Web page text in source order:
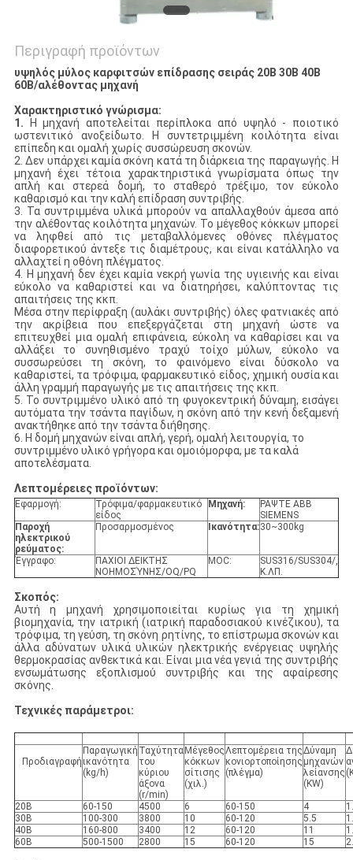
Περιγραφή προϊόντων
υψηλός μύλος καρφιτσών επίδρασης σειράς 20B 30B 40B
60B/αλέθοντας μηχανή
Χαρακτηριστικό γνώρισμα:
1.
Η μηχανή αποτελείται περίπλοκα από υψηλό - ποιοτικό
ωστενιτικό ανοξείδωτο. Η συντετριμμένη κοιλότητα είναι
επίπεδη και ομαλή χωρίς συσσώρευση σκονών.
2. Δεν υπάρχει καμία σκόνη κατά τη διάρκεια της παραγωγής. Η
μηχανή έχει τέτοια χαρακτηριστικά γνωρίσματα όπως την
απλή και στερεά δομή, το σταθερό τρέξιμο, τον εύκολο
καθαρισμό και την καλή επίδραση συντριβής.
3. Τα συντριμμένα υλικά μπορούν να απαλλαχθούν άμεσα από
την αλέθοντας κοιλότητα μηχανών. Το μέγεθος κόκκων μπορεί
να ληφθεί από τις μεταβαλλόμενες οθόνες πλέγματος
διαφορετικού άντεξε τις διαμέτρους, και είναι κατάλληλο να
αλλαχτεί η οθόνη πλέγματος.
4. Η μηχανή δεν έχει καμία νεκρή γωνία της υγιεινής και είναι
εύκολο να καθαριστεί και να διατηρήσει, καλύπτοντας τις
απαιτήσεις της κκπ.
Μέσα στην περίφραξη (αυλάκι συντριβής) όλες φατνιακές από
την ακρίβεια που επεξεργάζεται στη μηχανή ώστε να
επιτευχθεί μια ομαλή επιφάνεια, εύκολη να καθαρίσει και να
αλλάξει το συνηθισμένο τραχύ τοίχο μύλων, εύκολο να
συσσωρεύσει τη σκόνη, το φαινόμενο είναι δύσκολο να
καθαριστεί, τα τρόφιμα, φαρμακευτικό είδος, χημική ουσία και
άλλη γραμμή παραγωγής με τις απαιτήσεις της κκπ.
5. Το συντριμμένο υλικό από τη φυγοκεντρική δύναμη, εισάγει
αυτόματα την τσάντα παγίδων, η σκόνη από την κενή δεξαμενή
ανακτήθηκε από την τσάντα διήθησης.
6. Η δομή μηχανών είναι απλή, γερή, ομαλή λειτουργία, το
συντριμμένο υλικό γρήγορα και ομοιόμορφα, με τα καλά
αποτελέσματα.
Λεπτομέρειες προϊόντων:
Εφαρμογή:
Τρόφιμα/φαρμακευτικό
είδος
Μηχανή:
ΡΑΨΤΕ ABB
SIEMENS
Παροχή
ηλεκτρικού
ρεύματος:
Προσαρμοσμένος Ικανότητα:30~300kg
Έγγραφο:
ΠΑΧΙΟΙ ΔΕΙΚΤΗΣ
ΝΟΗΜΟΣΎΝΗΣ/OQ/PQ
MOC:
SUS316/SUS304/,
Κ.ΛΠ.
Σκοπός:
Αυτή η μηχανή χρησιμοποιείται κυρίως για τη χημική
βιομηχανία, την ιατρική (ιατρική παραδοσιακού κινέζικου), τα
τρόφιμα, τη γεύση, τη σκόνη ρητίνης, το επίστρωμα σκονών και
άλλα αδύνατων υλικά υλικών ηλεκτρικής ενέργειας υψηλής
θερμοκρασίας ανθεκτικά και. Είναι μια νέα γενιά της συντριβής
ενσωμάτωσης εξοπλισμού συντριβής και της αφαίρεσης
σκόνης.
Τεχνικές παράμετροι:
Προδιαγραφή
Παραγωγική
ικανότητα
(kg/h)
Ταχύτητα
του
κύριου
άξονα
(r/min)
Μέγεθος
κόκκων
σίτισης
(χιλ.)
Λεπτομέρεια της
κονιορτοποίησης
(πλέγμα)
Δύναμη
μηχανών
λείανσης
(KW)
20B 60-150 4500 6 60-150 4
30B
100-300 3800 10 60-120 5.5
40B
160-800 3400 12 60-120 11
60B
500-1500 2800 15 60-120 15